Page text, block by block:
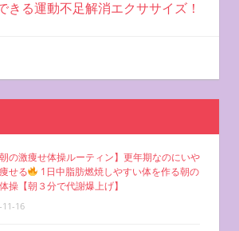
きる運動不足解消エクササイズ！
朝の激痩せ体操ルーティン】更年期なのにいや
せる
1日中脂肪燃焼しやすい体を作る朝の
操【朝３分で代謝爆上げ】
11-16